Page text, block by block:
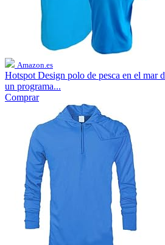
Amazon.es
Hotspot Design polo de pesca en el mar
un programa...
Comprar